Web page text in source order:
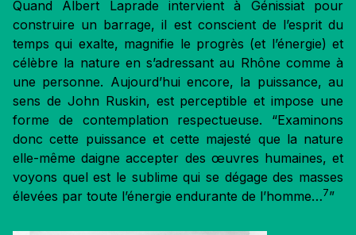
Quand Albert Laprade intervient à Génissiat pour
construire un barrage, il est conscient de l’esprit du
temps qui exalte, magnifie le progrès (et l’énergie) et
célèbre la nature en s’adressant au Rhône comme à
une personne. Aujourd’hui encore, la puissance, au
sens de John Ruskin, est perceptible et impose une
forme de contemplation respectueuse. “Examinons
donc cette puissance et cette majesté que la nature
elle-même daigne accepter des œuvres humaines, et
voyons quel est le sublime qui se dégage des masses
élevées par toute l’énergie endurante de l’homme…7”